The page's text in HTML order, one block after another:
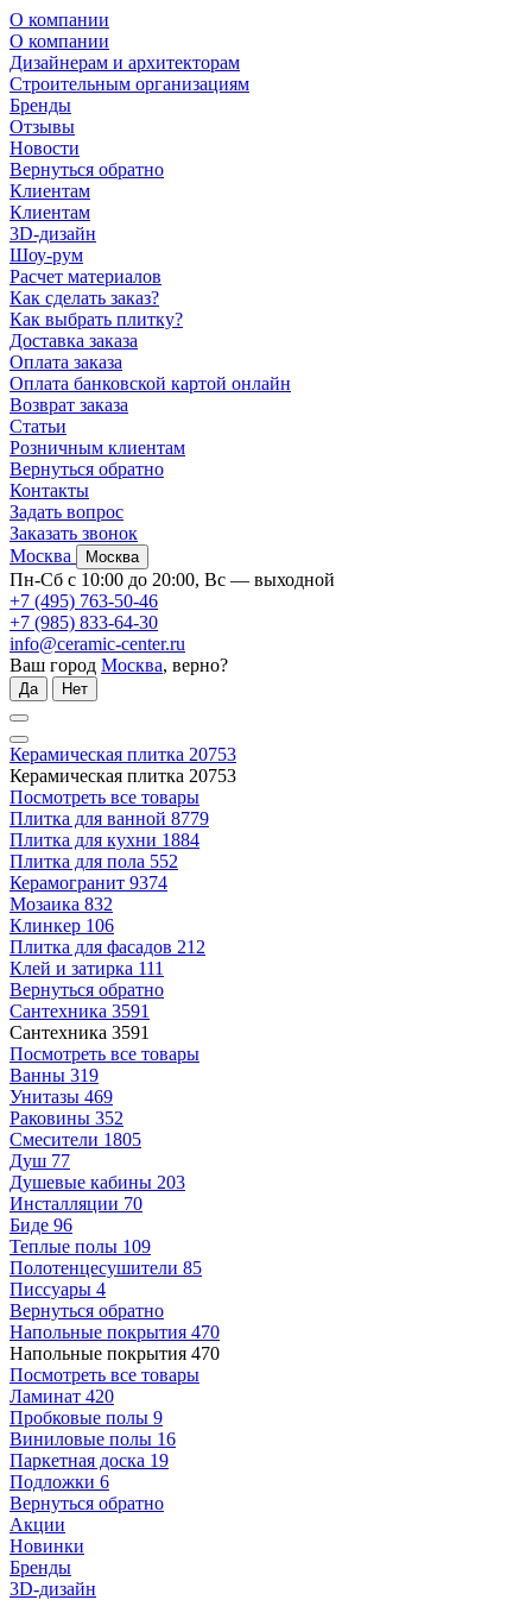
О компании
О компании
Дизайнерам и архитекторам
Строительным организациям
Бренды
Отзывы
Новости
Вернуться обратно
Клиентам
Клиентам
3D-дизайн
Шоу-рум
Расчет материалов
Как сделать заказ?
Как выбрать плитку?
Доставка заказа
Оплата заказа
Оплата банковской картой онлайн
Возврат заказа
Статьи
Розничным клиентам
Вернуться обратно
Контакты
Задать вопрос
Заказать звонок
Москва
Москва
Пн-Сб с 10:00 до 20:00, Вс — выходной
+7 (495) 763-50-46
+7 (985) 833-64-30
info@ceramic-center.ru
Ваш город Москва, верно?
Да Нет
Керамическая плитка 20753
Керамическая плитка 20753
Посмотреть все товары
Плитка для ванной 8779
Плитка для кухни 1884
Плитка для пола 552
Керамогранит 9374
Мозаика 832
Клинкер 106
Плитка для фасадов 212
Клей и затирка 111
Вернуться обратно
Сантехника 3591
Сантехника 3591
Посмотреть все товары
Ванны 319
Унитазы 469
Раковины 352
Смесители 1805
Душ 77
Душевые кабины 203
Инсталляции 70
Биде 96
Теплые полы 109
Полотенцесушители 85
Писсуары 4
Вернуться обратно
Напольные покрытия 470
Напольные покрытия 470
Посмотреть все товары
Ламинат 420
Пробковые полы 9
Виниловые полы 16
Паркетная доска 19
Подложки 6
Вернуться обратно
Акции
Новинки
Бренды
3D-дизайн